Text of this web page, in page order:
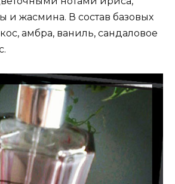
и жасмина. В состав базовых
амбра, ваниль, сандаловое